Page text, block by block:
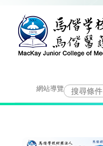
容
網站導覽